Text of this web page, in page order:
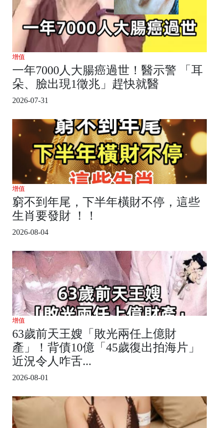
增值
一年7000人大腸癌過世！醫示警 「耳
朵、臉出現1徵兆」趕快就醫
2026-07-31
增值
窮不到年尾，下半年橫財不停，這些
生肖要發財 ！！
2026-08-04
增值
63歲前天王嫂「敗光兩任上億財
產」！背債10億「45歲復出拍海片」
近況令人咋舌...
2026-08-01